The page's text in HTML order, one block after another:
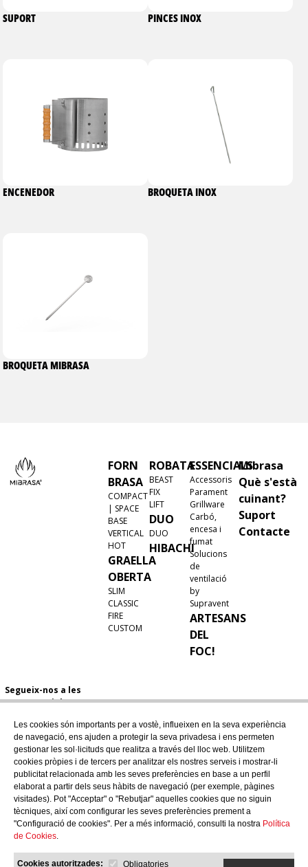
Les cookies són importants per a vostè, influeixen en la seva experiència
de navegació, ens ajuden a protegir la seva privadesa i ens permeten
gestionar les sol·licituds que realitza a través del lloc web. Utilitzem
cookies pròpies i de tercers per analitzar els nostres serveis i mostrar-li
publicitat relacionada amb les seves preferències en base a un perfil
elaborat a partir dels seus hàbits de navegació (per exemple, pàgines
visitades). Pot "Acceptar" o "Rebutjar" aquelles cookies que no siguin
tècniques, així com configurar les seves preferències prement a
"Configuració de cookies". Per a més informació, consulti la nostra Política
de Cookies.
Cookies autoritzades: Obligatories
SUPORT PINCES INOX
ENCENEDOR BROQUETA INOX
BROQUETA MIBRASA
FORN
BRASA
COMPACT
| SPACE
BASE
VERTICAL
HOT
GRAELLA
OBERTA
SLIM
CLASSIC
FIRE
CUSTOM
ROBATA
BEAST
FIX
LIFT
DUO
DUO
HIBACHI
ESSENCIALS
Accessoris
Parament
Grillware
Carbó,
encesa i
fumat
Solucions
de
ventilació
by
Supravent
ARTESANS
DEL
FOC!
Mibrasa
Què s'està
cuinant?
Suport
Contacte
Segueix-nos a les
xarxes socials